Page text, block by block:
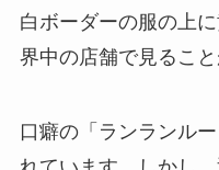
白ボーダーの服の上
界中の店舗で見ること
口癖の「ランランル